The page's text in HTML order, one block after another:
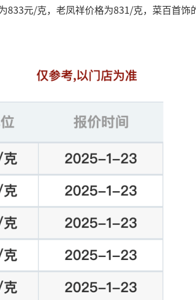
833元/克，老凤祥价格为831/克，菜百首饰